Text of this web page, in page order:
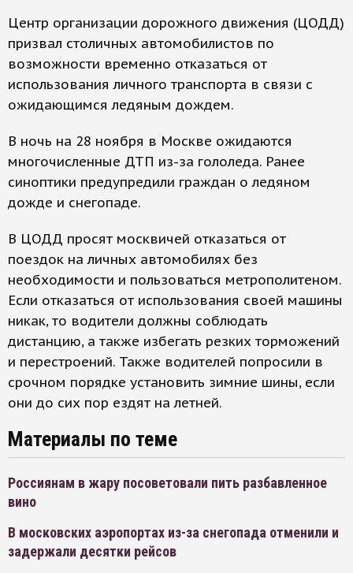
Центр организации дорожного движения (ЦОДД)
призвал столичных автомобилистов по
возможности временно отказаться от
использования личного транспорта в связи с
ожидающимся ледяным дождем.
В ночь на 28 ноября в Москве ожидаются
многочисленные ДТП из-за гололеда. Ранее
синоптики предупредили граждан о ледяном
дожде и снегопаде.
В ЦОДД просят москвичей отказаться от
поездок на личных автомобилях без
необходимости и пользоваться метрополитеном.
Если отказаться от использования своей машины
никак, то водители должны соблюдать
дистанцию, а также избегать резких торможений
и перестроений. Также водителей попросили в
срочном порядке установить зимние шины, если
они до сих пор ездят на летней.
Материалы по теме
Россиянам в жару посоветовали пить разбавленное
вино
В московских аэропортах из-за снегопада отменили и
задержали десятки рейсов